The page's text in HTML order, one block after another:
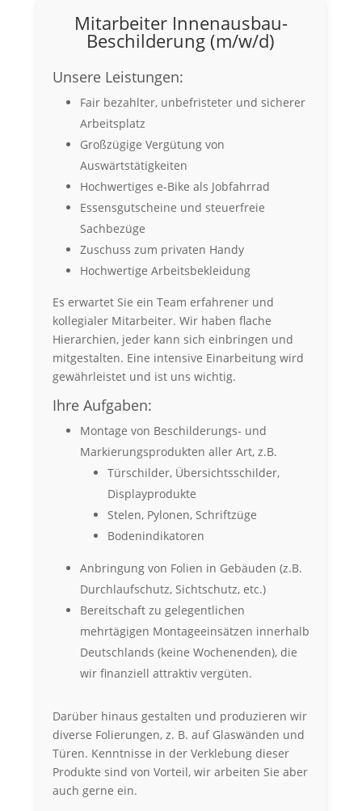
Mitarbeiter Innenausbau-
Beschilderung (m/w/d)
Unsere Leistungen:
Fair bezahlter, unbefristeter und sicherer
Arbeitsplatz
Großzügige Vergütung von
Auswärtstätigkeiten
Hochwertiges e-Bike als Jobfahrrad
Essensgutscheine und steuerfreie
Sachbezüge
Zuschuss zum privaten Handy
Hochwertige Arbeitsbekleidung
Es erwartet Sie ein Team erfahrener und
kollegialer Mitarbeiter. Wir haben flache
Hierarchien, jeder kann sich einbringen und
mitgestalten. Eine intensive Einarbeitung wird
gewährleistet und ist uns wichtig.
Ihre Aufgaben:
Montage von Beschilderungs- und
Markierungsprodukten aller Art, z.B.
Türschilder, Übersichtsschilder,
Displayprodukte
Stelen, Pylonen, Schriftzüge
Bodenindikatoren
Anbringung von Folien in Gebäuden (z.B.
Durchlaufschutz, Sichtschutz, etc.)
Bereitschaft zu gelegentlichen
mehrtägigen Montageeinsätzen innerhalb
Deutschlands (keine Wochenenden), die
wir finanziell attraktiv vergüten.
Darüber hinaus gestalten und produzieren wir
diverse Folierungen, z. B. auf Glaswänden und
Türen. Kenntnisse in der Verklebung dieser
Produkte sind von Vorteil, wir arbeiten Sie aber
auch gerne ein.